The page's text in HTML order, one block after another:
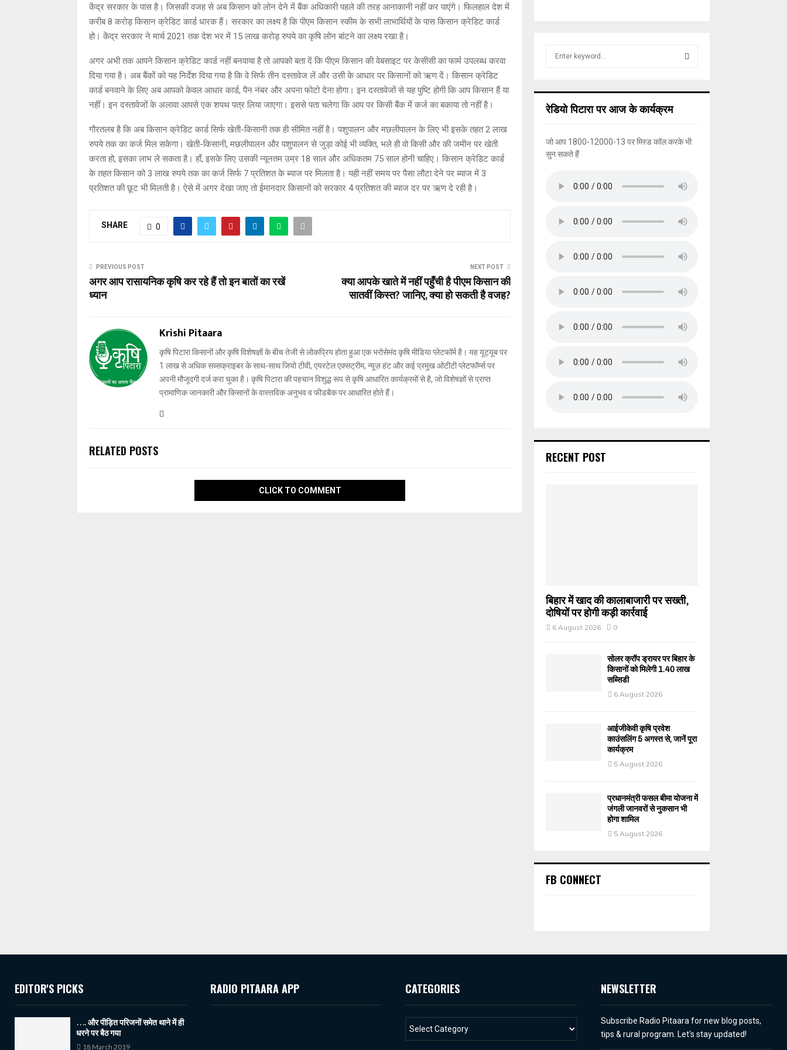
केंद्र सरकार के पास है। जिसकी वजह से अब किसान को लोन देने में बैंक अधिकारी पहले की तरह आनाकानी नहीं कर पाएंगे। फिलहाल देश में
करीब 8 करोड़ किसान क्रेडिट कार्ड धारक हैं। सरकार का लक्ष्य है कि पीएम किसान स्कीम के सभी लाभार्थियों के पास किसान क्रेडिट कार्ड
हो। केंद्र सरकार ने मार्च 2021 तक देश भर में 15 लाख करोड़ रुपये का कृषि लोन बांटने का लक्ष्य रखा है।
अगर अभी तक आपने किसान क्रेडिट कार्ड नहीं बनवाया है तो आपको बता दें कि पीएम किसान की वेबसाइट पर केसीसी का फार्म उपलब्ध करवा
दिया गया है। अब बैंकों को यह निर्देश दिया गया है कि वे सिर्फ तीन दस्तावेज लें और उसी के आधार पर किसानों को ऋण दें। किसान क्रेडिट
कार्ड बनवाने के लिए अब आपको केवल आधार कार्ड, पैन नंबर और अपना फोटो देना होगा। इन दस्तावेजों से यह पुष्टि होगी कि आप किसान हैं या
नहीं। इन दस्तावेजों के अलावा आपसे एक शपथ पत्र लिया जाएगा। इससे पता चलेगा कि आप पर किसी बैंक में कर्ज का बकाया तो नहीं है।
गौरतलब है कि अब किसान क्रेडिट कार्ड सिर्फ खेती-किसानी तक ही सीमित नहीं है। पशुपालन और मछलीपालन के लिए भी इसके तहत 2 लाख
रुपये तक का कर्ज मिल सकेगा। खेती-किसानी, मछलीपालन और पशुपालन से जुड़ा कोई भी व्यक्ति, भले ही वो किसी और की जमीन पर खेती
करता हो, इसका लाभ ले सकता है। हाँ, इसके लिए उसकी न्यूनतम उम्र 18 साल और अधिकतम 75 साल होनी चाहिए। किसान क्रेडिट कार्ड
के तहत किसान को 3 लाख रुपये तक का कर्ज सिर्फ 7 प्रतिशत के ब्याज पर मिलता है। यही नहीं समय पर पैसा लौटा देने पर ब्याज में 3
प्रतिशत की छूट भी मिलती है। ऐसे में अगर देखा जाए तो ईमानदार किसानों को सरकार 4 प्रतिशत की ब्याज दर पर ऋण दे रही है।
SHARE 0
PREVIOUS POST
अगर आप रासायनिक कृषि कर रहे हैं तो इन बातों का रखें
ध्यान
NEXT POST
क्या आपके खाते में नहीं पहुँची है पीएम किसान की
सातवीं किस्त? जानिए, क्या हो सकती है वजह?
Krishi Pitaara
कृषि पिटारा किसानों और कृषि विशेषज्ञों के बीच तेजी से लोकप्रिय होता हुआ एक भरोसेमंद कृषि मीडिया प्लेटफॉर्म है। यह यूट्यूब पर
1 लाख से अधिक सब्सक्राइबर के साथ-साथ जियो टीवी, एयरटेल एक्सट्रीम, न्यूज़ हंट और कई प्रमुख ओटीटी प्लेटफॉर्म्स पर
अपनी मौजूदगी दर्ज करा चुका है। कृषि पिटारा की पहचान विशुद्ध रूप से कृषि आधारित कार्यक्रमों से है, जो विशेषज्ञों से प्राप्त
प्रामाणिक जानकारी और किसानों के वास्तविक अनुभव व फीडबैक पर आधारित होते हैं।
RELATED POSTS
CLICK TO COMMENT
h
रेडियो पिटारा पर आज के कार्यक्रम
जो आप 1800-12000-13 पर मिस्ड कॉल करके भी
सुन सकते हैं
RECENT POST
बिहार में खाद की कालाबाजारी पर सख्ती,
दोषियों पर होगी कड़ी कार्रवाई
6 August 2026 0
सोलर क्रॉप ड्रायर पर बिहार के
किसानों को मिलेगी 1.40 लाख
सब्सिडी
6 August 2026
आईजीकेवी कृषि प्रवेश
काउंसलिंग 5 अगस्त से, जानें पूरा
कार्यक्रम
5 August 2026
प्रधानमंत्री फसल बीमा योजना में
जंगली जानवरों से नुकसान भी
होगा शामिल
5 August 2026
FB CONNECT
EDITOR'S PICKS
…. और पीड़ित परिजनों समेत थाने में ही
धरने पर बैठ गया
18 March 2019
RADIO PITAARA APP CATEGORIES NEWSLETTER
Subscribe Radio Pitaara for new blog posts,
tips & rural program. Let's stay updated!